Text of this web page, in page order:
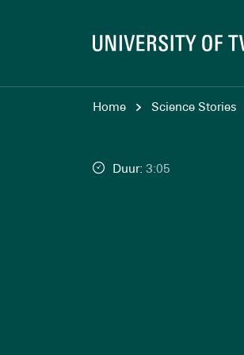
Home Science Stories
Duur: 3:05